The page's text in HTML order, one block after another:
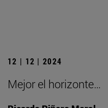
12 | 12 | 2024
Mejor el horizonte…